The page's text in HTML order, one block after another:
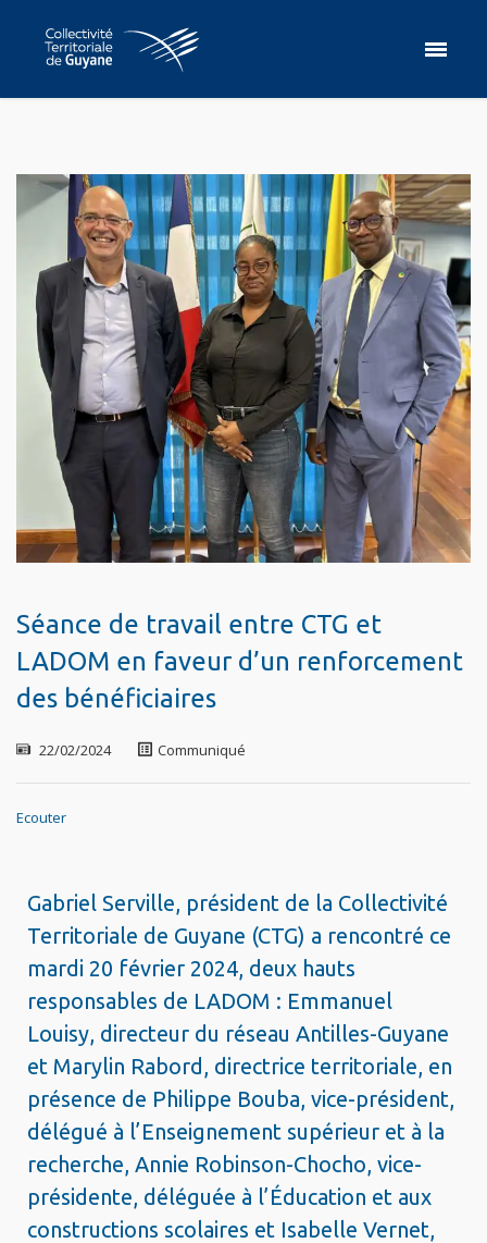
Séance de travail entre CTG et
LADOM en faveur d’un renforcement
des bénéficiaires
22/02/2024 Communiqué
Ecouter
Gabriel Serville, président de la Collectivité
Territoriale de Guyane (CTG) a rencontré ce
mardi 20 février 2024, deux hauts
responsables de LADOM : Emmanuel
Louisy, directeur du réseau Antilles-Guyane
et Marylin Rabord, directrice territoriale, en
présence de Philippe Bouba, vice-président,
délégué à l’Enseignement supérieur et à la
recherche, Annie Robinson-Chocho, vice-
présidente, déléguée à l’Éducation et aux
constructions scolaires et Isabelle Vernet,